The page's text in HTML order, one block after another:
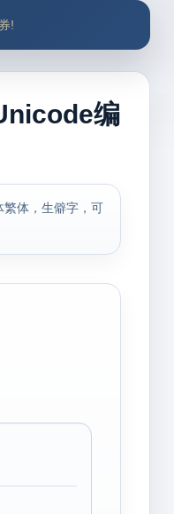
!
编
体，生僻字，可